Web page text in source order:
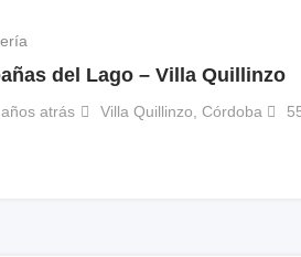
del Lago – Villa Quillinzo
atrás Villa Quillinzo Córdoba